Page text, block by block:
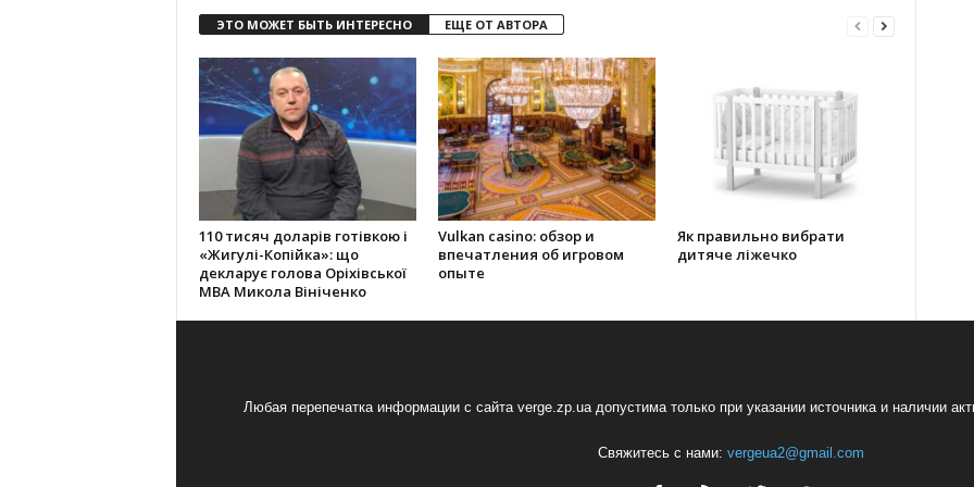
ЭТО МОЖЕТ БЫТЬ ИНТЕРЕСНО ЕЩЕ ОТ АВТОРА
110 тисяч доларів готівкою і
«Жигулі-Копійка»: що
декларує голова Оріхівської
МВА Микола Вініченко
Vulkan casino: обзор и
впечатления об игровом
опыте
Як правильно вибрати
дитяче ліжечко
Любая перепечатка информации с сайта verge.zp.ua допустима только при указании источника и наличии
Свяжитесь с нами: vergeua2@gmail.com